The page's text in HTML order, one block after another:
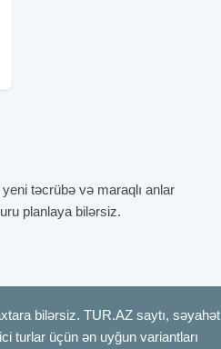
təcrübə və maraqlı anlar
planlaya bilərsiz.
bilərsiz. TUR.AZ saytı, səyahət
turlar üçün ən uyğun variantları